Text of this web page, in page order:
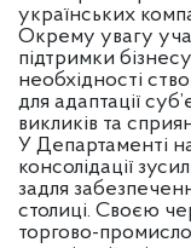
українських
Окрему увагу
підтримки
необхідності
для адаптації
викликів та
У Департаменті
консолідації
задля
столиці. Своєю
торгово-